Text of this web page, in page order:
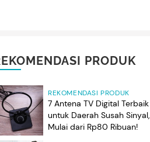
PRODUK
REKOMENDASI PRODUK
7 Antena TV Digital Terbaik
untuk Daerah Susah Sinyal,
Mulai dari Rp80 Ribuan!